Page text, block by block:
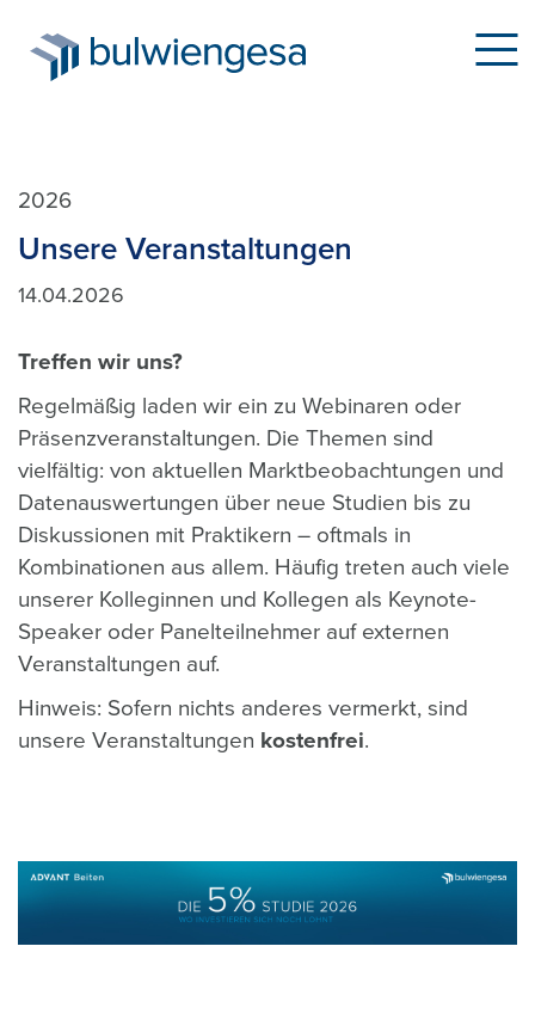
Direkt
zum
Inhalt
2026
Unsere Veranstaltungen
14.04.2026
Treffen wir uns?
Regelmäßig laden wir ein zu Webinaren oder
Präsenzveranstaltungen. Die Themen sind
vielfältig: von aktuellen Marktbeobachtungen und
Datenauswertungen über neue Studien bis zu
Diskussionen mit Praktikern – oftmals in
Kombinationen aus allem. Häufig treten auch viele
unserer Kolleginnen und Kollegen als Keynote-
Speaker oder Panelteilnehmer auf externen
Veranstaltungen auf.
Hinweis: Sofern nichts anderes vermerkt, sind
unsere Veranstaltungen kostenfrei.